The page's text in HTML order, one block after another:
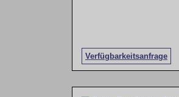
Verfügbarkeitsanfrage